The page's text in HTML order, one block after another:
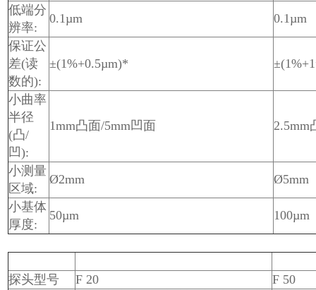
低端分
辨率:
0.1µm
0.1µm
保证公
差(读
数的):
±(1%+0.5µm)*
小曲率
半径
(凸/
凹):
1mm凸面/5mm凹面 2.5mm
小测量
区域:
Ø2mm
Ø5mm
小基体
厚度:
50µm 100µm
探头型号 F 20
F 50